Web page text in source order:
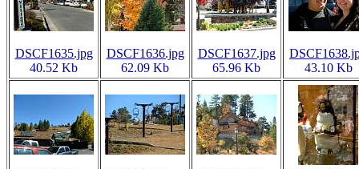
DSCF1635.jpg
40.52 Kb
DSCF1636.jpg
62.09 Kb
DSCF1637.jpg
65.96 Kb
43.10 Kb